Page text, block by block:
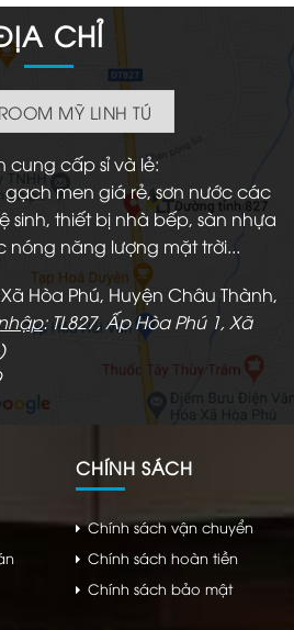
CHỈ
MỸ LINH TÚ
cung cấp sỉ và lẻ:
men giá rẻ, sơn nước các
sinh, thiết bị nhà bếp, sàn nhựa
nóng năng lượng mặt trời...
Hòa Phú, Huyện Châu Thành,
: TL827, Ấp Hòa Phú 1, Xã
CHÍNH SÁCH
Chính sách vận chuyển
Chính sách hoàn tiền
Chính sách bảo mật